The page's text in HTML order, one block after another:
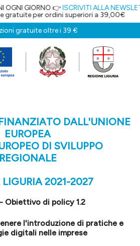
ISCRIVITI ALLA NEWSLETTERE OTTIENI IL
superiori a 39,00€
gratuite oltre i 39 €
DALL'UNIONE
EUROPEA
DI SVILUPPO
REGIONALE
LIGURIA 2021-2027
Obiettivo di policy 1.2
l'introduzione di pratiche e
digitali nelle imprese